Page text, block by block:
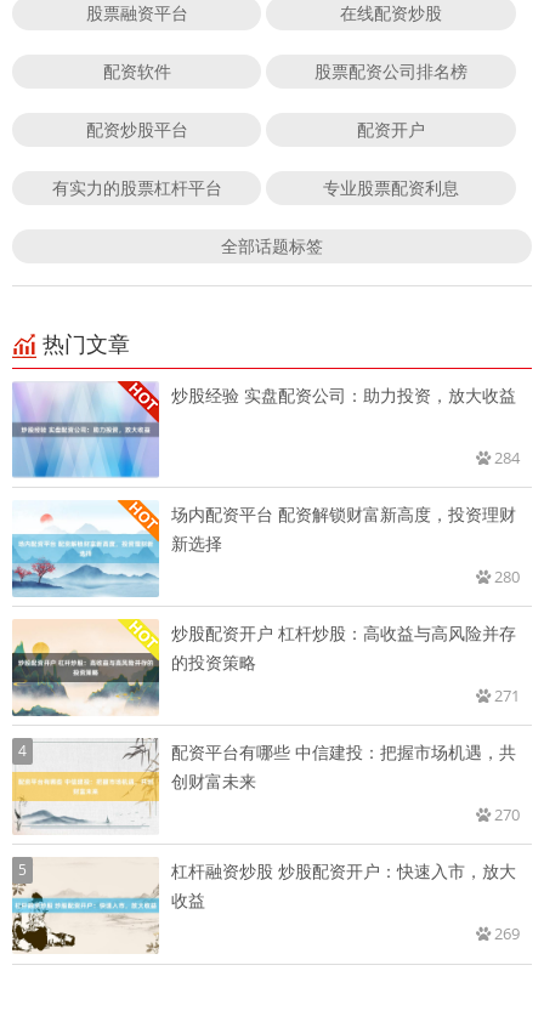
股票融资平台 在线配资炒股
配资软件 股票配资公司排名榜
配资炒股平台 配资开户
有实力的股票杠杆平台 专业股票配资利息
全部话题标签
热门文章
炒股经验 实盘配资公司：助力投资，放大收益
284
场内配资平台 配资解锁财富新高度，投资理财
新选择
280
炒股配资开户 杠杆炒股：高收益与高风险并存
的投资策略
271
4
配资平台有哪些 中信建投：把握市场机遇，共
创财富未来
270
5
杠杆融资炒股 炒股配资开户：快速入市，放大
收益
269